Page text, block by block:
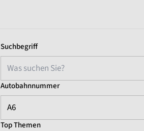
Suchbegriff
Autobahnnummer
A6
Top Themen